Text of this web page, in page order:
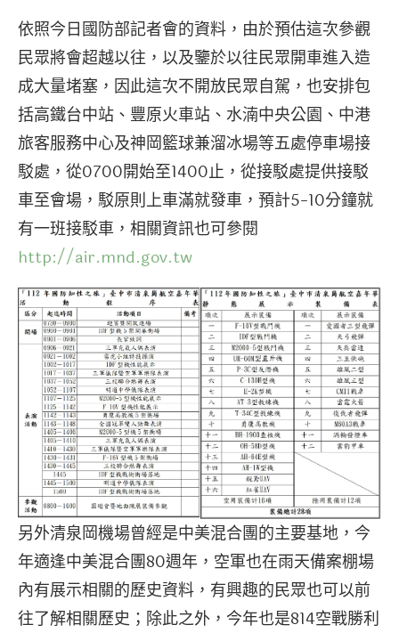
依照今日國防部記者會的資料，由於預估這次參觀
民眾將會超越以往，以及鑒於以往民眾開車進入造
成大量堵塞，因此這次不開放民眾自駕，也安排包
括高鐵台中站、豐原火車站、水湳中央公園、中港
旅客服務中心及神岡籃球兼溜冰場等五處停車場接
駁處，從0700開始至1400止，從接駁處提供接駁
車至會場，駁原則上車滿就發車，預計5-10分鐘就
有一班接駁車，相關資訊也可參閱
http://air.mnd.gov.tw
另外清泉岡機場曾經是中美混合團的主要基地，今
年適逢中美混合團80週年，空軍也在雨天備案棚場
內有展示相關的歷史資料，有興趣的民眾也可以前
往了解相關歷史；除此之外，今年也是814空戰勝利